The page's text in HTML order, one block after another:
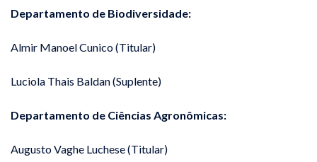
Departamento de Biodiversidade:
Almir Manoel Cunico (Titular)
Luciola Thais Baldan (Suplente)
Departamento de Ciências Agronômicas:
Augusto Vaghe Luchese (Titular)